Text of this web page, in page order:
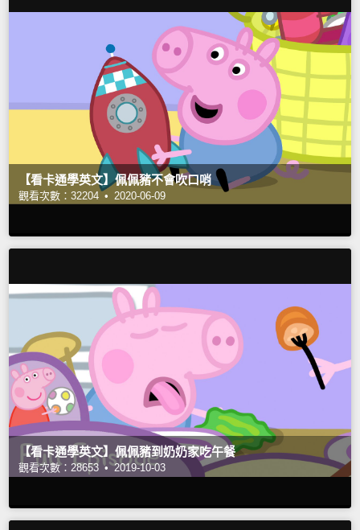
【看卡通學英文】佩佩豬不會吹口哨
觀看次數：32204 • 2020-06-09
【看卡通學英文】佩佩豬到奶奶家吃午餐
觀看次數：28653 • 2019-10-03